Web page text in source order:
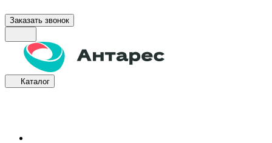
Заказать звонок
Каталог